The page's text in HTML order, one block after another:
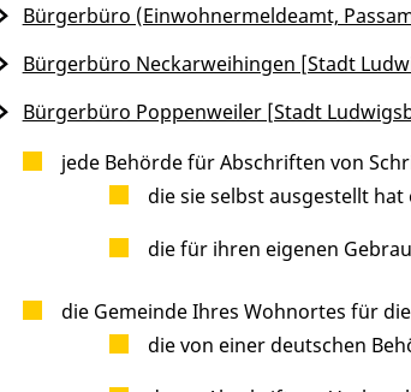
jede Behörde für Abschriften von
die sie selbst ausgestellt hat
die für ihren eigenen
die Gemeinde Ihres Wohnortes für
die von einer deutschen
Bürgerbüro (Einwohnermeldeamt,
Bürgerbüro Neckarweihingen [Stadt
Bürgerbüro Poppenweiler [Stadt